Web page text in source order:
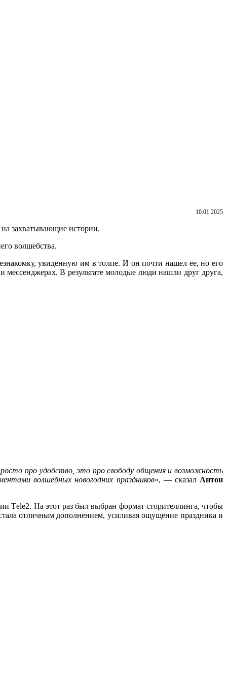
10.01.2025
захватывающие истории.
волшебства.
увиденную им в толпе. И он почти нашел ее, но его
В результате молодые люди нашли друг друга,
про удобство, это про свободу общения и возможность
волшебных новогодних праздников«, — сказал Антон
Тele2. На этот раз был выбран формат сторителлинга, чтобы
отличным дополнением, усиливая ощущение праздника и